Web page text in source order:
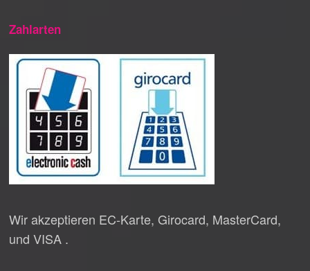
Zahlarten
Wir akzeptieren EC-Karte, Girocard, MasterCard,
und VISA .